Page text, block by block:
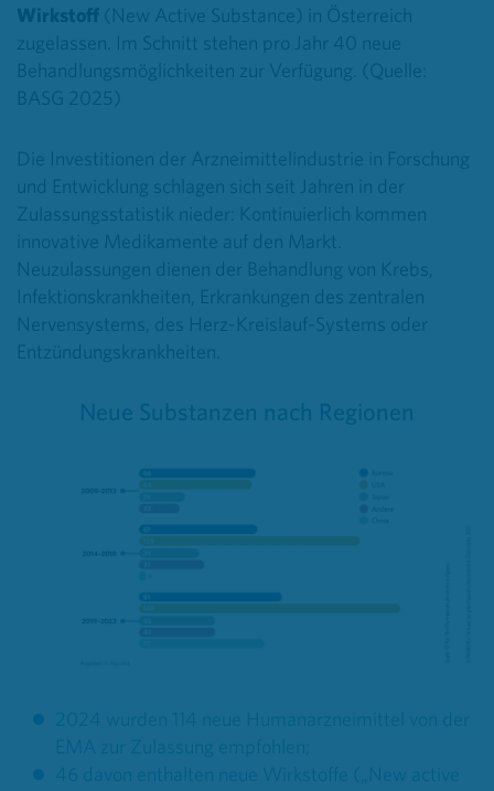
Wirkstoff (New Active Substance) in Österreich
zugelassen. Im Schnitt stehen pro Jahr 40 neue
Behandlungsmöglichkeiten zur Verfügung. (Quelle:
BASG 2025)
Die Investitionen der Arzneimittelindustrie in Forschung
und Entwicklung schlagen sich seit Jahren in der
Zulassungsstatistik nieder: Kontinuierlich kommen
innovative Medikamente auf den Markt.
Neuzulassungen dienen der Behandlung von Krebs,
Infektionskrankheiten, Erkrankungen des zentralen
Nervensystems, des Herz-Kreislauf-Systems oder
Entzündungskrankheiten.
Neue Substanzen nach Regionen
2024 wurden 114 neue Humanarzneimittel von der
EMA zur Zulassung empfohlen;
46 davon enthalten neue Wirkstoffe („New active